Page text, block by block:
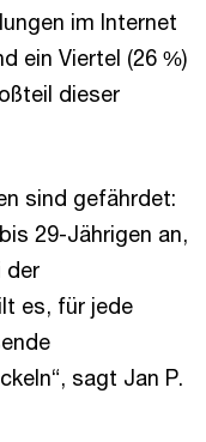
im Internet
ein Viertel (26 %)
dieser
sind gefährdet:
29-Jährigen an,
der
es, für jede
sagt Jan P.